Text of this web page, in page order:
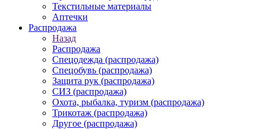
Текстильные материалы
Аптечки
Распродажа
Назад
Распродажа
Спецодежда (распродажа)
Спецобувь (распродажа)
Защита рук (распродажа)
СИЗ (распродажа)
Охота, рыбалка, туризм (распродажа)
Трикотаж (распродажа)
Другое (распродажа)